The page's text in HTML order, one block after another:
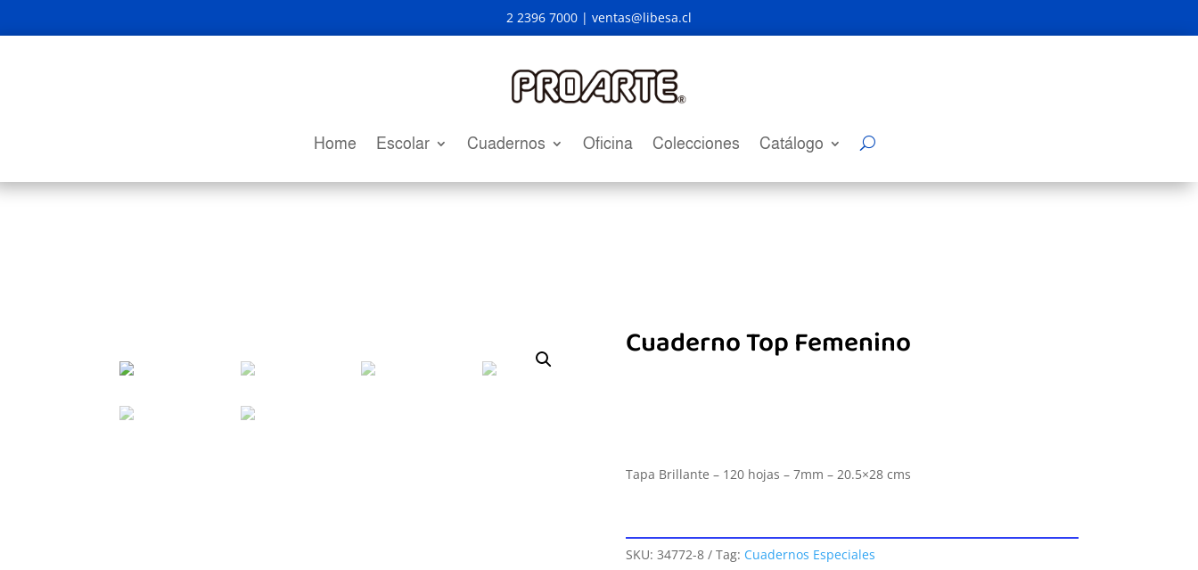
2 2396 7000 | ventas@libesa.cl
Home Escolar Cuadernos Oficina Colecciones Catálogo
Cuaderno Top Femenino
Tapa Brillante – 120 hojas – 7mm – 20.5×28 cms
SKU: 34772-8 Tag: Cuadernos Especiales